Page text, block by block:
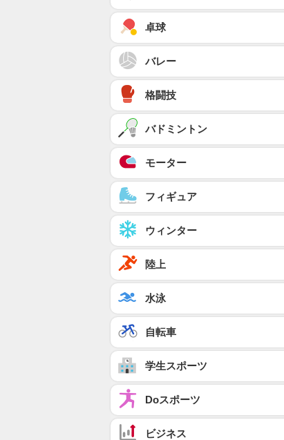
卓球
バレー
格闘技
バドミントン
モーター
フィギュア
ウィンター
陸上
水泳
自転車
学生スポーツ
Doスポーツ
ビジネス